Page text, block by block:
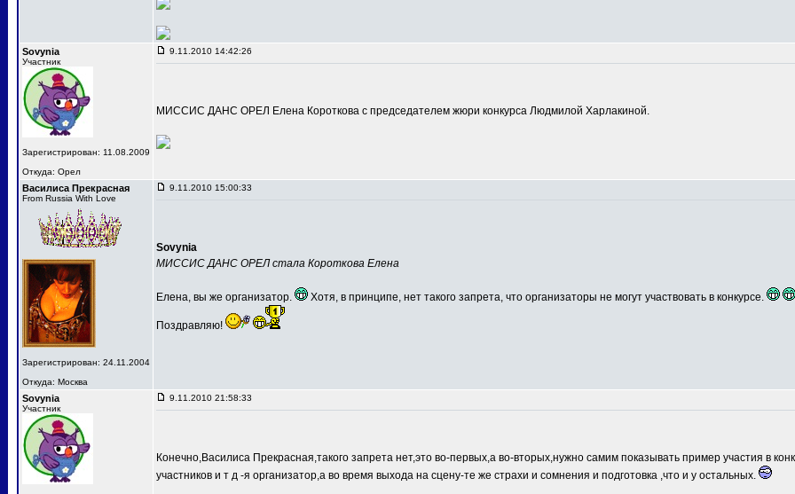
Sovynia
Участник
Зарегистрирован: 11.08.2009
Откуда: Орел
9.11.2010 14:42:26
МИССИС ДАНС ОРЕЛ Елена Короткова с председателем жюри конкурса Людмилой Харлакиной.
Василиса Прекрасная
From Russia With Love
Зарегистрирован: 24.11.2004
Откуда: Москва
9.11.2010 15:00:33
Sovynia
МИССИС ДАНС ОРЕЛ стала Короткова Елена
Елена, вы же организатор. Хотя, в принципе, нет такого запрета, что организаторы не могут участвовать в конкурсе.
Поздравляю!
Sovynia
Участник
9.11.2010 21:58:33
Конечно,Василиса Прекрасная,такого запрета нет,это во-первых,а во-вторых,нужно самим показывать пример участия в
участников и т д -я организатор,а во время выхода на сцену-те же страхи и сомнения и подготовка ,что и у остальных.